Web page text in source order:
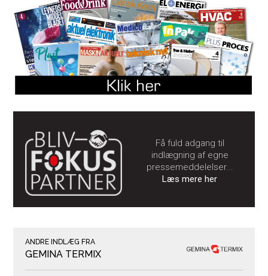
Få fuld adgang til
indlægning af egne
pressemeddelelser...
Læs mere her
ANDRE INDLÆG FRA
GEMINA TERMIX